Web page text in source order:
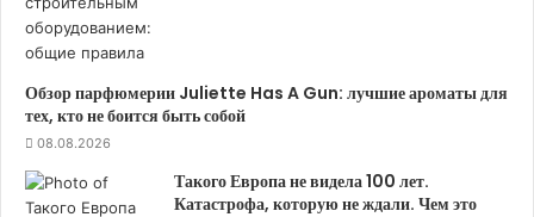
Обзор парфюмерии Juliette Has A Gun: лучшие ароматы для
тех, кто не боится быть собой
08.08.2026
Такого Европа не видела 100 лет.
Катастрофа, которую не ждали. Чем это